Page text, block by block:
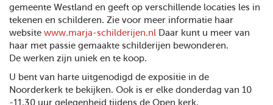
gemeente Westland en geeft op verschillende locaties les in
tekenen en schilderen. Zie voor meer informatie haar
website www.marja-schilderijen.nl Daar kunt u meer van
haar met passie gemaakte schilderijen bewonderen.
De werken zijn uniek en te koop.
U bent van harte uitgenodigd de expositie in de
Noorderkerk te bekijken. Ook is er elke donderdag van 10
-11.30 uur gelegenheid tijdens de Open kerk.